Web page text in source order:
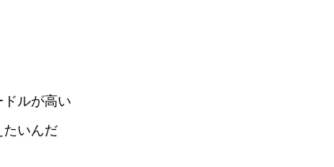
ルが高い
たいんだ